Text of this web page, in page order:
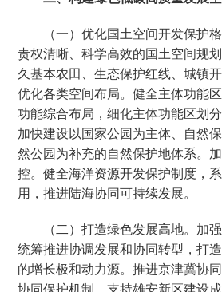
（一）优化国土空间开发保护
责权清晰、科学高效的国土空间规
久基本农田、生态保护红线、城镇
优化各类空间布局。健全主体功能
功能综合布局，细化主体功能区划
加快建设以国家公园为主体、自然
然公园为补充的自然保护地体系。
控。健全海洋资源开发保护制度，
用，推进陆海协同可持续发展。
（二）打造绿色发展高地。加
统筹推进协调发展和协同转型，打
的增长极和动力源。推进京津冀协
协同保护机制，支持雄安新区建设